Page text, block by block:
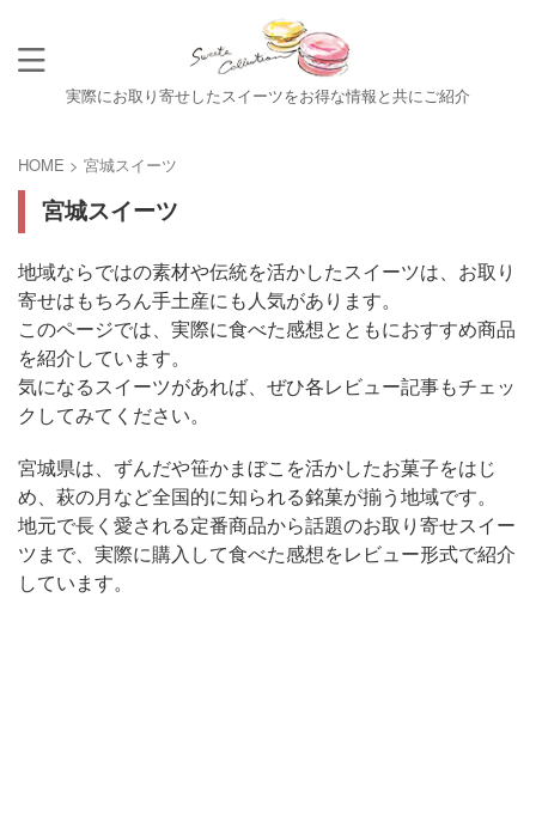
実際にお取り寄せしたスイーツをお得な情報と共にご紹介
HOME > 宮城スイーツ
宮城スイーツ
地域ならではの素材や伝統を活かしたスイーツは、お取り
寄せはもちろん手土産にも人気があります。
このページでは、実際に食べた感想とともにおすすめ商品
を紹介しています。
気になるスイーツがあれば、ぜひ各レビュー記事もチェッ
クしてみてください。
宮城県は、ずんだや笹かまぼこを活かしたお菓子をはじ
め、萩の月など全国的に知られる銘菓が揃う地域です。
地元で長く愛される定番商品から話題のお取り寄せスイー
ツまで、実際に購入して食べた感想をレビュー形式で紹介
しています。